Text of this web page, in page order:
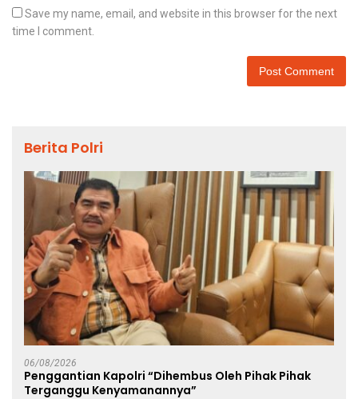
Save my name, email, and website in this browser for the next
time I comment.
Berita Polri
06/08/2026
Penggantian Kapolri “Dihembus Oleh Pihak Pihak
Terganggu Kenyamanannya”